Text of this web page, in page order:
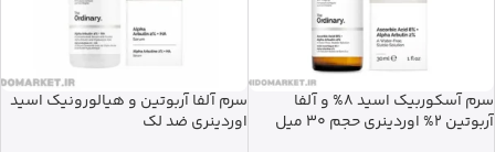
سرم آسکوربیک اسید 8% و آلفا
آربوتین 2% اوردینری حجم 30 میل
سرم آلفا آربوتین و هیالورونیک اسید
اوردینری ضد لک